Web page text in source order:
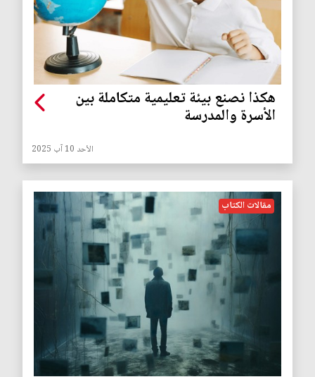
هكذا نصنع بيئة تعليمية متكاملة بين
الأسرة والمدرسة
الأحد 10 آب 2025
مقالات الكتاب